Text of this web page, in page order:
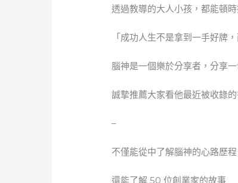
透過教導的大人小孩，都能頓
「成功人生不是拿到一手好牌
腦神是一個樂於分享者，分享
誠摯推薦大家看他最近被收錄
–
不僅能從中了解腦神的心路歷程
還能了解 50 位創業家的故事